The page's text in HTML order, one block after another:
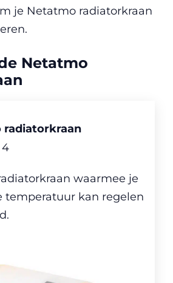
je Netatmo radiatorkraan
Netatmo
radiatorkraan
4
waarmee je
temperatuur kan regelen